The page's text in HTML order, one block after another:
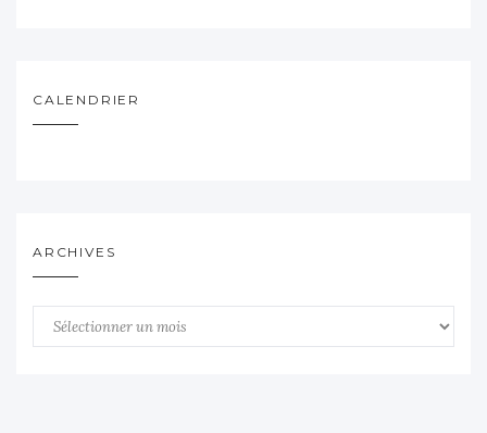
CALENDRIER
ARCHIVES
Archives